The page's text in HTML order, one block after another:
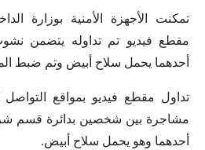
تمكنت الأجهزة الأمنية بوزارة
مقطع فيديو تم تداوله يتضمن
أحدهما يحمل سلاح أبيض وتم ضبط
تداول مقطع فيديو بمواقع
مشاجرة بين شخصين بدائرة قسم
أحدهما وهو يحمل سلاح أبيض.